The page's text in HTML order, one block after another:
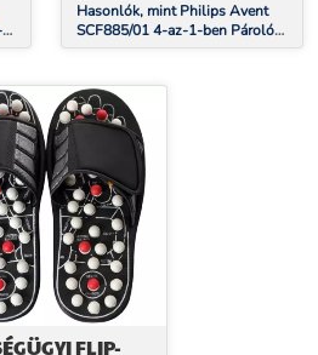
Hasonlók, mint Philips Avent
SCF885/01 4-az-1-ben Pároló-
és Turmixgép (Egészséges
FLIP-